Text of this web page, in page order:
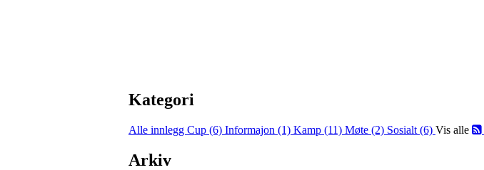
Kategori
Alle innlegg Cup (6) Informajon (1) Kamp (11) Møte (2) Sosialt (6) Vis alle
Arkiv